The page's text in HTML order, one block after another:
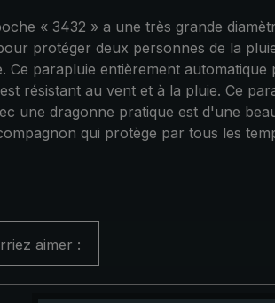
« 3432 » a une très grande
protéger deux personnes de la
Ce parapluie entièrement
résistant au vent et à la pluie. Ce
une dragonne pratique est d'une
qui protège par tous les
aimer :